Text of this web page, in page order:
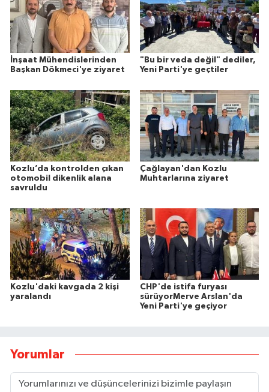
İnşaat Mühendislerinden
Başkan Dökmeci'ye ziyaret
"Bu bir veda değil" dediler,
Yeni Parti'ye geçtiler
Kozlu’da kontrolden çıkan
otomobil dikenlik alana
savruldu
Çağlayan'dan Kozlu
Muhtarlarına ziyaret
Kozlu'daki kavgada 2 kişi
yaralandı
CHP'de istifa furyası
sürüyorMerve Arslan'da
Yeni Parti'ye geçiyor
Yorumlar